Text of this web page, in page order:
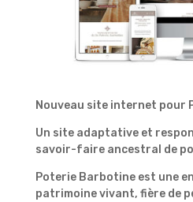
Nouveau site internet pour
Un site adaptative et
savoir-faire ancestral de
Poterie Barbotine est une
patrimoine vivant, fière de